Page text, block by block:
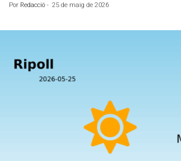
Por Redacció - 25 de maig de 2026